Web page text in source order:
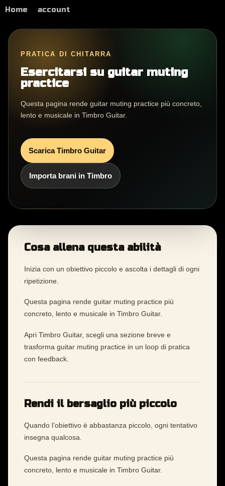
Home account
PRATICA DI CHITARRA
Esercitarsi su guitar muting
practice
Questa pagina rende guitar muting practice più concreto,
lento e musicale in Timbro Guitar.
Scarica Timbro Guitar
Importa brani in Timbro
Cosa allena questa abilità
Inizia con un obiettivo piccolo e ascolta i dettagli di ogni
ripetizione.
Questa pagina rende guitar muting practice più
concreto, lento e musicale in Timbro Guitar.
Apri Timbro Guitar, scegli una sezione breve e
trasforma guitar muting practice in un loop di pratica
con feedback.
Rendi il bersaglio più piccolo
Quando l’obiettivo è abbastanza piccolo, ogni tentativo
insegna qualcosa.
Questa pagina rende guitar muting practice più
concreto, lento e musicale in Timbro Guitar.